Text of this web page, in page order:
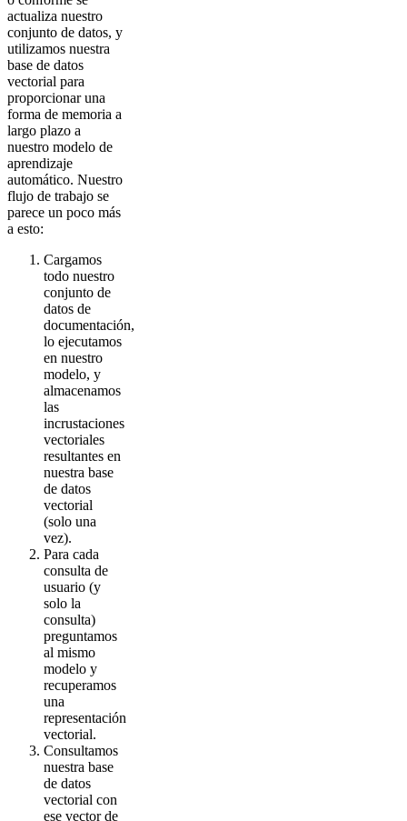
actualiza nuestro
conjunto de datos, y
utilizamos nuestra
base de datos
vectorial para
proporcionar una
forma de memoria a
largo plazo a
nuestro modelo de
aprendizaje
automático. Nuestro
flujo de trabajo se
parece un poco más
a esto:
Cargamos
todo nuestro
conjunto de
datos de
documentación,
lo ejecutamos
en nuestro
modelo, y
almacenamos
las
incrustaciones
vectoriales
resultantes en
nuestra base
de datos
vectorial
(solo una
vez).
Para cada
consulta de
usuario (y
solo la
consulta)
preguntamos
al mismo
modelo y
recuperamos
una
representación
vectorial.
Consultamos
nuestra base
de datos
vectorial con
ese vector de